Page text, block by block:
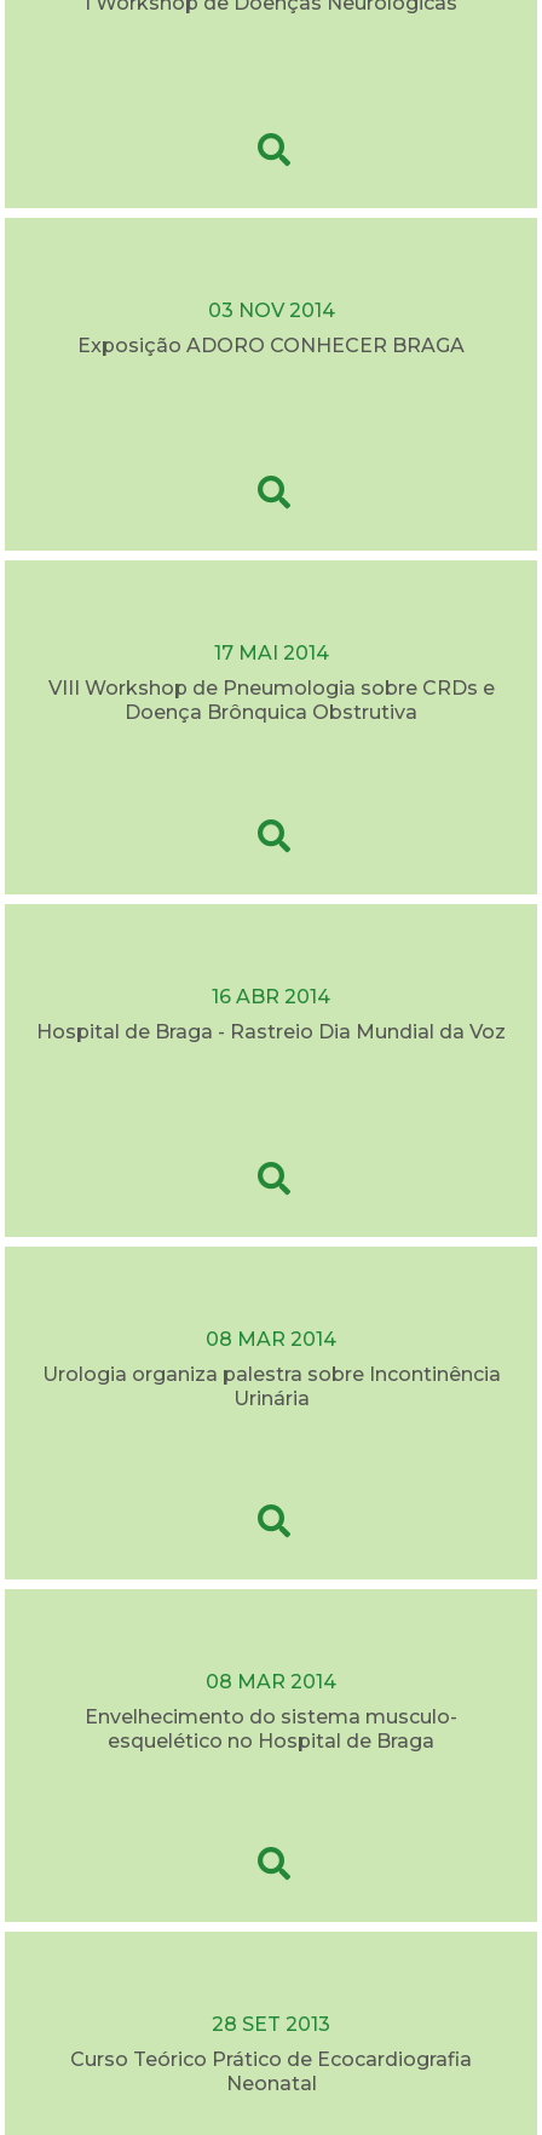
03 NOV 2014
Exposição ADORO CONHECER BRAGA
17 MAI 2014
VIII Workshop de Pneumologia sobre CRDs e
Doença Brônquica Obstrutiva
16 ABR 2014
Hospital de Braga - Rastreio Dia Mundial da Voz
08 MAR 2014
Urologia organiza palestra sobre Incontinência
Urinária
08 MAR 2014
Envelhecimento do sistema musculo-
esquelético no Hospital de Braga
28 SET 2013
Curso Teórico Prático de Ecocardiografia
Neonatal